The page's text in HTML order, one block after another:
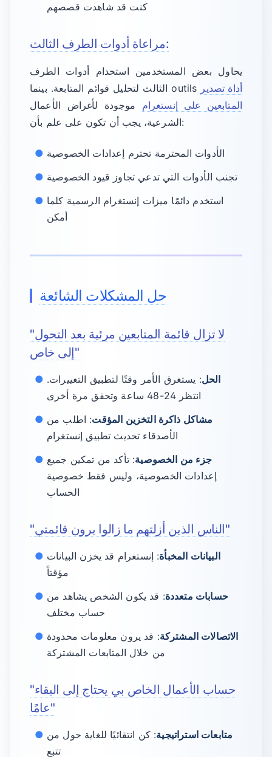
كنت قد شاهدت قصصهم
مراعاة أدوات الطرف الثالث:
يحاول بعض المستخدمين استخدام أدوات الطرف
الثالث لتحليل قوائم المتابعة. بينما outils أداة تصدير
المتابعين على إنستغرام موجودة لأغراض الأعمال
الشرعية، يجب أن تكون على علم بأن:
الأدوات المحترمة تحترم إعدادات الخصوصية
تجنب الأدوات التي تدعي تجاوز قيود الخصوصية
استخدم دائمًا ميزات إنستغرام الرسمية كلما
أمكن
حل المشكلات الشائعة
"لا تزال قائمة المتابعين مرئية بعد التحول
إلى خاص"
الحل: يستغرق الأمر وقتًا لتطبيق التغييرات.
انتظر 24-48 ساعة وتحقق مرة أخرى
مشاكل ذاكرة التخزين المؤقت: اطلب من
الأصدقاء تحديث تطبيق إنستغرام
جزء من الخصوصية: تأكد من تمكين جميع
إعدادات الخصوصية، وليس فقط خصوصية
الحساب
"الناس الذين أزلتهم ما زالوا يرون قائمتي"
البيانات المخبأة: إنستغرام قد يخزن البيانات
مؤقتاً
حسابات متعددة: قد يكون الشخص يشاهد من
حساب مختلف
الاتصالات المشتركة: قد يرون معلومات محدودة
من خلال المتابعات المشتركة
"حساب الأعمال الخاص بي يحتاج إلى البقاء
عامًا"
متابعات استراتيجية: كن انتقائيًا للغاية حول من
تتبع